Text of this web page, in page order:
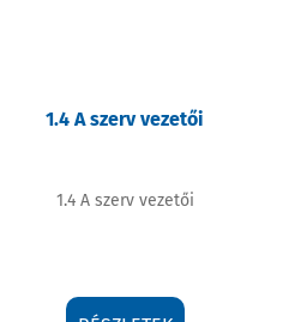
1.4 A szerv vezetői
1.4 A szerv vezetői